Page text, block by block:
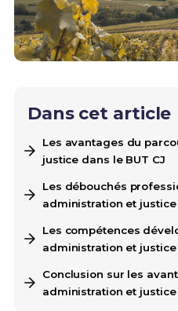
Dans cet article
Les avantages du
justice dans le BUT CJ
Les débouchés
administration et justice
Les compétences
administration et justice
Conclusion sur les
administration et justice